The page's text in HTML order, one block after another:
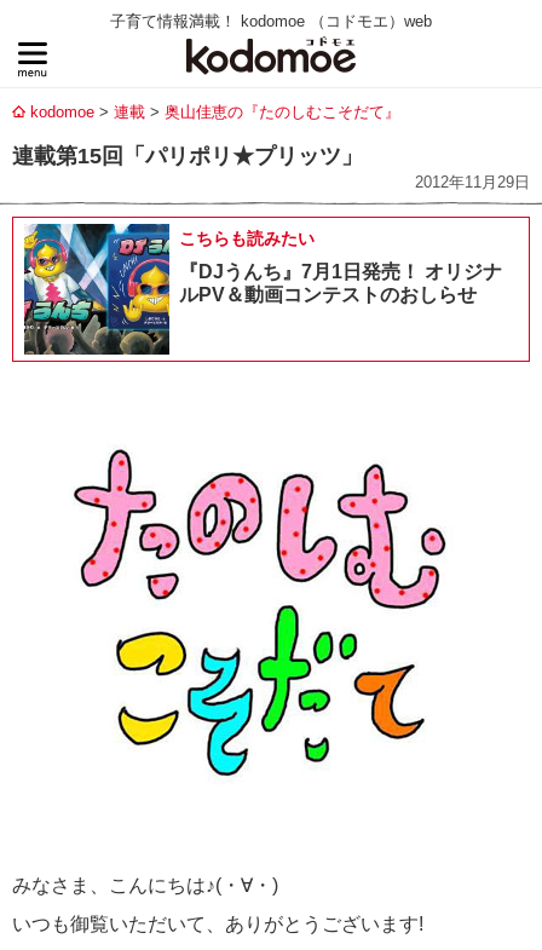
子育て情報満載！ kodomoe （コドモエ）web
kodomoe 連載 奥山佳恵の『たのしむこそだて』
連載第15回「パリポリ★プリッツ」
2012年11月29日
こちらも読みたい
『DJうんち』7月1日発売！ オリジナ
ルPV＆動画コンテストのおしらせ
みなさま、こんにちは♪(・∀・)
いつも御覧いただいて、ありがとうございます!